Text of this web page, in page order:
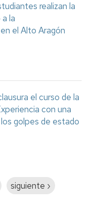
realizan la
la
el Alto Aragón
el curso de la
con una
golpes de estado
Siguiente
siguiente ›